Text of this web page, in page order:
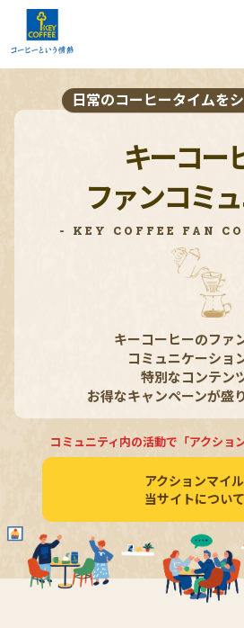
日常のコーヒータイムを
キーコー
ファンコミ
- KEY COFFEE FAN
キーコーヒーのファ
コミュニケーショ
特別なコンテン
お得なキャンペーンが盛
コミュニティ内の活動で「アクショ
アクションマイ
当サイトについて